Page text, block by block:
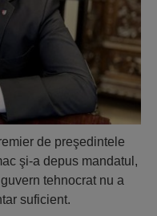
de preşedintele
şi-a depus mandatul,
tehnocrat nu a
suficient.